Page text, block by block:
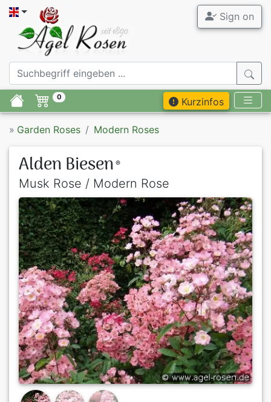
Sign on
0 Kurzinfos
» Garden Roses Modern Roses
Alden Biesen ®
Musk Rose / Modern Rose
Previous Next